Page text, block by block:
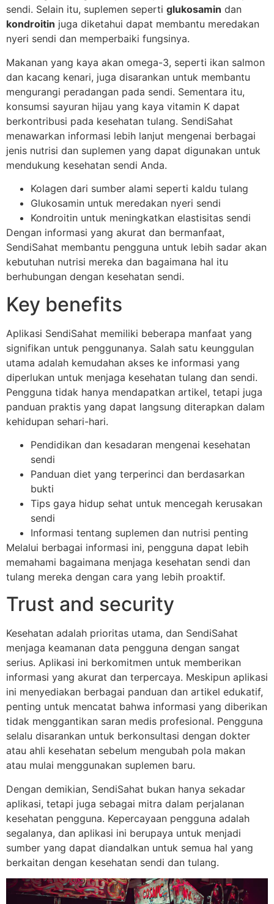
sendi. Selain itu, suplemen seperti glukosamin dan
kondroitin juga diketahui dapat membantu meredakan
nyeri sendi dan memperbaiki fungsinya.
Makanan yang kaya akan omega-3, seperti ikan salmon
dan kacang kenari, juga disarankan untuk membantu
mengurangi peradangan pada sendi. Sementara itu,
konsumsi sayuran hijau yang kaya vitamin K dapat
berkontribusi pada kesehatan tulang. SendiSahat
menawarkan informasi lebih lanjut mengenai berbagai
jenis nutrisi dan suplemen yang dapat digunakan untuk
mendukung kesehatan sendi Anda.
Kolagen dari sumber alami seperti kaldu tulang
Glukosamin untuk meredakan nyeri sendi
Kondroitin untuk meningkatkan elastisitas sendi
Dengan informasi yang akurat dan bermanfaat,
SendiSahat membantu pengguna untuk lebih sadar akan
kebutuhan nutrisi mereka dan bagaimana hal itu
berhubungan dengan kesehatan sendi.
Key benefits
Aplikasi SendiSahat memiliki beberapa manfaat yang
signifikan untuk penggunanya. Salah satu keunggulan
utama adalah kemudahan akses ke informasi yang
diperlukan untuk menjaga kesehatan tulang dan sendi.
Pengguna tidak hanya mendapatkan artikel, tetapi juga
panduan praktis yang dapat langsung diterapkan dalam
kehidupan sehari-hari.
Pendidikan dan kesadaran mengenai kesehatan
sendi
Panduan diet yang terperinci dan berdasarkan
bukti
Tips gaya hidup sehat untuk mencegah kerusakan
sendi
Informasi tentang suplemen dan nutrisi penting
Melalui berbagai informasi ini, pengguna dapat lebih
memahami bagaimana menjaga kesehatan sendi dan
tulang mereka dengan cara yang lebih proaktif.
Trust and security
Kesehatan adalah prioritas utama, dan SendiSahat
menjaga keamanan data pengguna dengan sangat
serius. Aplikasi ini berkomitmen untuk memberikan
informasi yang akurat dan terpercaya. Meskipun aplikasi
ini menyediakan berbagai panduan dan artikel edukatif,
penting untuk mencatat bahwa informasi yang diberikan
tidak menggantikan saran medis profesional. Pengguna
selalu disarankan untuk berkonsultasi dengan dokter
atau ahli kesehatan sebelum mengubah pola makan
atau mulai menggunakan suplemen baru.
Dengan demikian, SendiSahat bukan hanya sekadar
aplikasi, tetapi juga sebagai mitra dalam perjalanan
kesehatan pengguna. Kepercayaan pengguna adalah
segalanya, dan aplikasi ini berupaya untuk menjadi
sumber yang dapat diandalkan untuk semua hal yang
berkaitan dengan kesehatan sendi dan tulang.